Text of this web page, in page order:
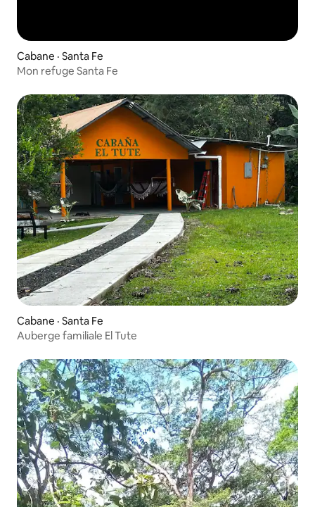
Cabane · Santa Fe
Mon refuge Santa Fe
Cabane · Santa Fe
Auberge familiale El Tute